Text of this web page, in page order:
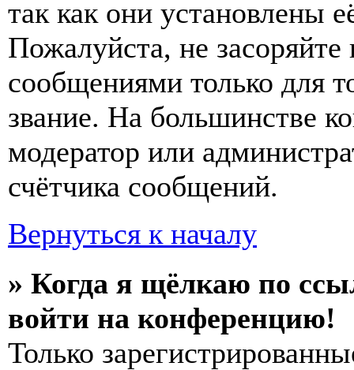
так как они установлены
Пожалуйста, не
сообщениями только для
звание. На большинстве
модератор или
счётчика сообщений.
Вернуться к началу
» Когда я щёлкаю по
войти на конференцию!
Только